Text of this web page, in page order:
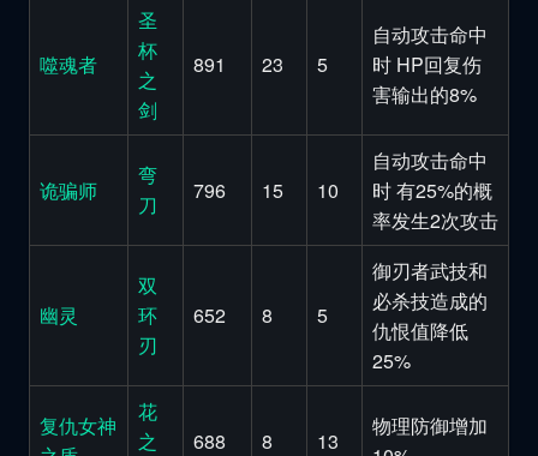
噬魂者
圣
杯
之
剑
891 23 5
自动攻击命中
时 HP回复伤
害输出的8%
诡骗师
弯
刀
796 15 10
自动攻击命中
时 有25%的概
率发生2次攻击
幽灵
双
环
刃
652 8 5
御刃者武技和
必杀技造成的
仇恨值降低
25%
复仇女神
花
之
688 8 13
物理防御增加